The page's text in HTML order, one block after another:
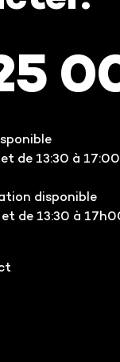
de 13:30 à
disponible
de 13:30 à